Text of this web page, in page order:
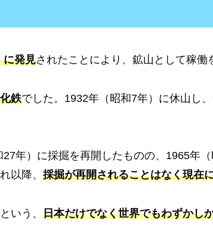
に発見されたことにより、鉱山として稼働
鉄でした。1932年（昭和7年）に休山し
年）に採掘を再開したものの、1965年
以降、 採掘が再開されることはなく現在
という、 日本だけでなく世界でもわずかし